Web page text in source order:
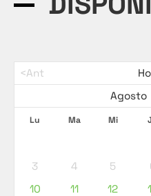
<Ant
Lu Ma Mi
3
4 5
10
11 12